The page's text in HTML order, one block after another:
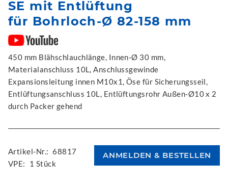
SE mit Entlüftung
für Bohrloch-Ø 82-158 mm
450 mm Blähschlauchlänge, Innen-Ø 30 mm,
Materialanschluss 10L, Anschlussgewinde
Expansionsleitung innen M10x1, Öse für Sicherungsseil,
Entlüftungsanschluss 10L, Entlüftungsrohr Außen-Ø10 x 2
durch Packer gehend
Artikel-Nr.: 68817
VPE:
1 Stück